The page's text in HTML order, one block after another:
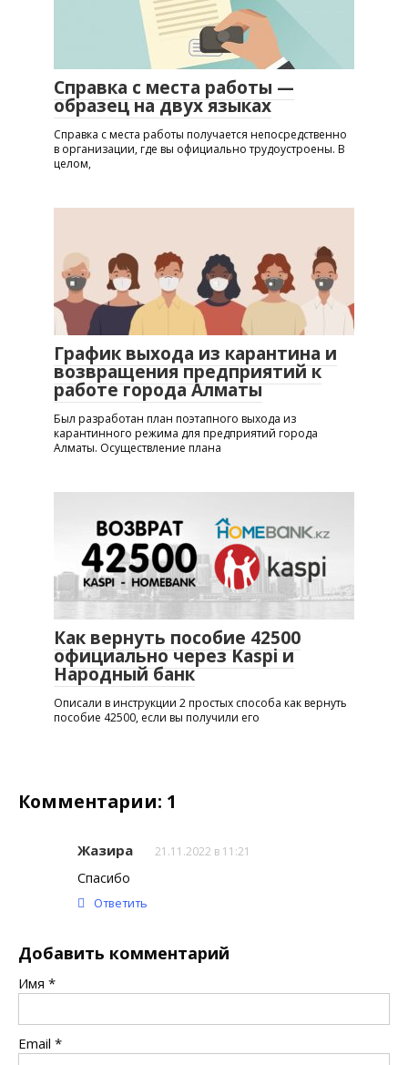
Справка с места работы —
образец на двух языках
Справка с места работы получается непосредственно
в организации, где вы официально трудоустроены. В
целом,
График выхода из карантина и
возвращения предприятий к
работе города Алматы
Был разработан план поэтапного выхода из
карантинного режима для предприятий города
Алматы. Осуществление плана
Как вернуть пособие 42500
официально через Kaspi и
Народный банк
Описали в инструкции 2 простых способа как вернуть
пособие 42500, если вы получили его
Комментарии: 1
Жазира 21.11.2022 в 11:21
Спасибо
Ответить
Добавить комментарий
Имя *
Email *